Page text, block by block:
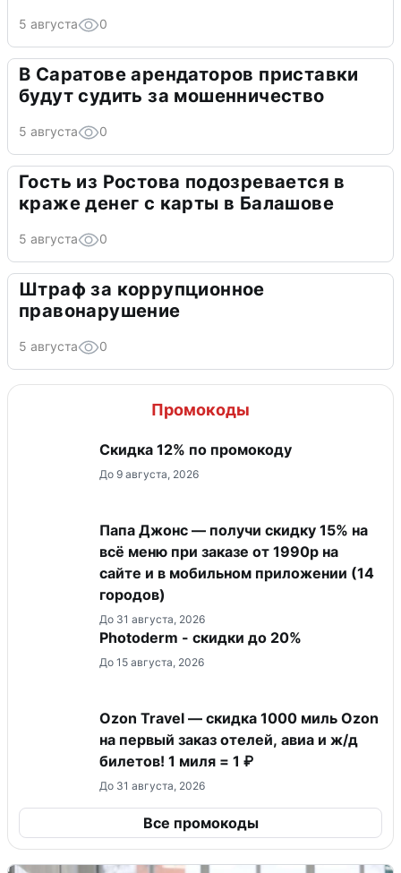
5 августа 0
В Саратове арендаторов приставки
будут судить за мошенничество
5 августа 0
Гость из Ростова подозревается в
краже денег с карты в Балашове
5 августа 0
Штраф за коррупционное
правонарушение
5 августа 0
Промокоды
Скидка 12% по промокоду
До 9 августа, 2026
Папа Джонс — получи скидку 15% на
всё меню при заказе от 1990р на
сайте и в мобильном приложении (14
городов)
До 31 августа, 2026
Photoderm - скидки до 20%
До 15 августа, 2026
Ozon Travel — скидка 1000 миль Ozon
на первый заказ отелей, авиа и ж/д
билетов! 1 миля = 1 ₽
До 31 августа, 2026
Все промокоды